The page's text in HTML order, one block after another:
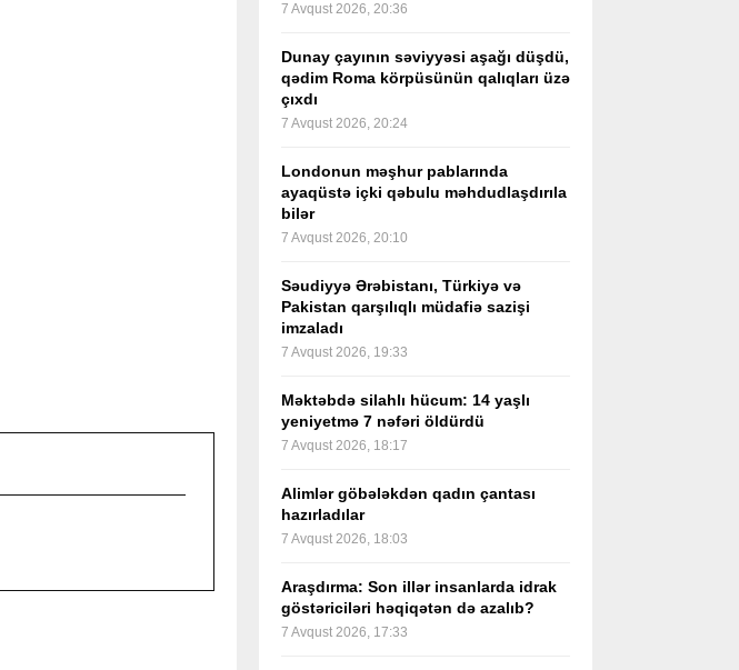
7 Avqust 2026, 20:36
Dunay çayının səviyyəsi aşağı düşdü,
qədim Roma körpüsünün qalıqları üzə
çıxdı
7 Avqust 2026, 20:24
Londonun məşhur pablarında
ayaqüstə içki qəbulu məhdudlaşdırıla
bilər
7 Avqust 2026, 20:10
Səudiyyə Ərəbistanı, Türkiyə və
Pakistan qarşılıqlı müdafiə sazişi
imzaladı
7 Avqust 2026, 19:33
Məktəbdə silahlı hücum: 14 yaşlı
yeniyetmə 7 nəfəri öldürdü
7 Avqust 2026, 18:17
Alimlər göbələkdən qadın çantası
hazırladılar
7 Avqust 2026, 18:03
Araşdırma: Son illər insanlarda idrak
göstəriciləri həqiqətən də azalıb?
7 Avqust 2026, 17:33